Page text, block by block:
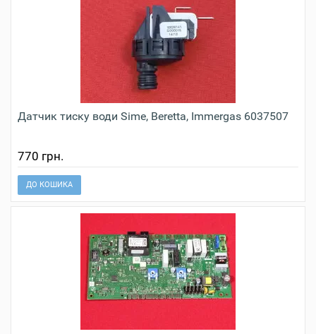
Датчик тиску води Sime, Beretta, Immergas 6037507
770 грн.
ДО КОШИКА